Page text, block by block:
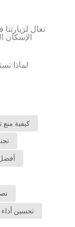
تعال
الإسكان
لماذا
كيفية منع
تحسين أداء